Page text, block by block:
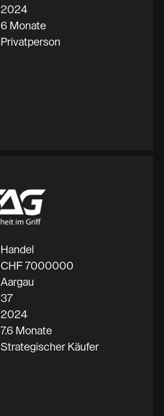
2024
6 Monate
Privatperson
Handel
CHF 7000000
Aargau
37
2024
7.6 Monate
Strategischer Käufer